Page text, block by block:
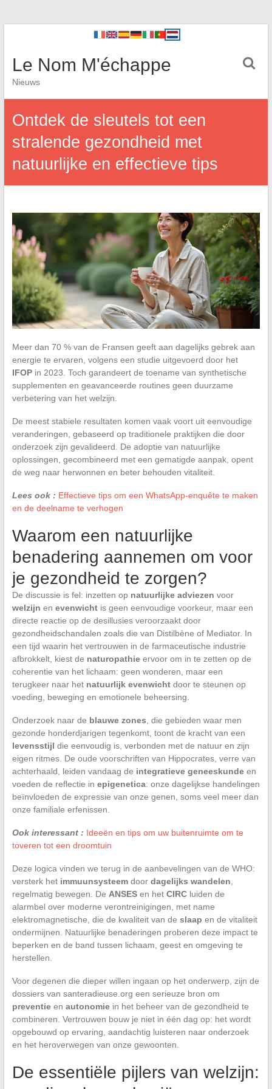
Le Nom M'échappe
Nieuws
Ontdek de sleutels tot een
stralende gezondheid met
natuurlijke en effectieve tips
Meer dan 70 % van de Fransen geeft aan dagelijks gebrek aan
energie te ervaren, volgens een studie uitgevoerd door het
IFOPin 2023. Toch garandeert de toename van synthetische
supplementen en geavanceerde routines geen duurzame
verbetering van het welzijn.
De meest stabiele resultaten komen vaak voort uit eenvoudige
veranderingen, gebaseerd op traditionele praktijken die door
onderzoek zijn gevalideerd. De adoptie van natuurlijke
oplossingen, gecombineerd met een gematigde aanpak, opent
de weg naar herwonnen en beter behouden vitaliteit.
Lees ook : Effectieve tips om een WhatsApp-enquête te maken
en de deelname te verhogen
Waarom een natuurlijke
benadering aannemen om voor
je gezondheid te zorgen?
De discussie is fel: inzetten op natuurlijke adviezen voor
welzijn en evenwichtis geen eenvoudige voorkeur, maar een
directe reactie op de desillusies veroorzaakt door
gezondheidschandalen zoals die van Distilbène of Mediator. In
een tijd waarin het vertrouwen in de farmaceutische industrie
afbrokkelt, kiest de naturopathieervoor om in te zetten op de
coherentie van het lichaam: geen wonderen, maar een
terugkeer naar het natuurlijk evenwichtdoor te steunen op
voeding, beweging en emotionele beheersing.
Onderzoek naar de blauwe zones , die gebieden waar men
gezonde honderdjarigen tegenkomt, toont de kracht van een
levensstijl die eenvoudig is, verbonden met de natuur en zijn
eigen ritmes. De oude voorschriften van Hippocrates, verre van
achterhaald, leiden vandaag de integratieve geneeskundeen
voeden de reflectie in epigenetica: onze dagelijkse handelingen
beïnvloeden de expressie van onze genen, soms veel meer dan
onze familiale erfenissen.
Ook interessant : Ideeën en tips om uw buitenruimte om te
toveren tot een droomtuin
Deze logica vinden we terug in de aanbevelingen van de WHO:
versterk het immuunsysteemdoor dagelijks wandelen
regelmatig bewegen. De ANSESen het CIRCluiden de
alarmbel over moderne verontreinigingen, met name
elektromagnetische, die de kwaliteit van de slaap en de vitaliteit
ondermijnen. Natuurlijke benaderingen proberen deze impact te
beperken en de band tussen lichaam, geest en omgeving te
herstellen.
Voor degenen die dieper willen ingaan op het onderwerp, zijn de
dossiers van santeradieuse.org een serieuze bron om
preventieen autonomiein het beheer van de gezondheid te
combineren. Vertrouwen bouw je niet in één dag op: het wordt
opgebouwd op ervaring, aandachtig luisteren naar onderzoek
en het heroverwegen van onze gewoonten.
De essentiële pijlers van welzijn: